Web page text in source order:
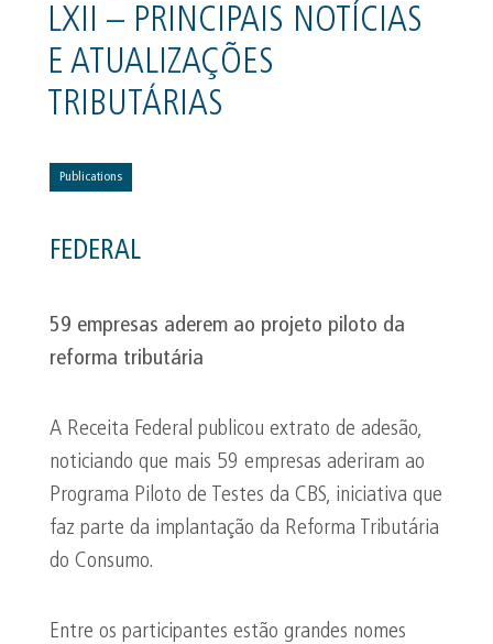
LXII – PRINCIPAIS NOTÍCIAS
E ATUALIZAÇÕES
TRIBUTÁRIAS
Publications
FEDERAL
59 empresas aderem ao projeto piloto da
reforma tributária
A Receita Federal publicou extrato de adesão,
noticiando que mais 59 empresas aderiram ao
Programa Piloto de Testes da CBS, iniciativa que
faz parte da implantação da Reforma Tributária
do Consumo.
Entre os participantes estão grandes nomes